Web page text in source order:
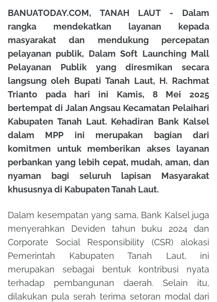
BANUATODAY.COM, TANAH LAUT - Dalam
rangka mendekatkan layanan kepada
masyarakat dan mendukung percepatan
pelayanan publik, Dalam Soft Launching Mall
Pelayanan Publik yang diresmikan secara
langsung oleh Bupati Tanah Laut, H. Rachmat
Trianto pada hari ini Kamis, 8 Mei 2025
bertempat di Jalan Angsau Kecamatan Pelaihari
Kabupaten Tanah Laut. Kehadiran Bank Kalsel
dalam MPP ini merupakan bagian dari
komitmen untuk memberikan akses layanan
perbankan yang lebih cepat, mudah, aman, dan
nyaman bagi seluruh lapisan Masyarakat
khususnya di Kabupaten Tanah Laut.
Dalam kesempatan yang sama, Bank Kalsel juga
menyerahkan Deviden tahun buku 2024 dan
Corporate Social Responsibility (CSR) alokasi
Pemerintah Kabupaten Tanah Laut, ini
merupakan sebagai bentuk kontribusi nyata
terhadap pembangunan daerah. Selain itu,
dilakukan pula serah terima setoran modal dari